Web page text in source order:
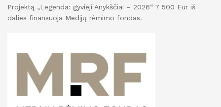
Projektą „Legenda: gyvieji Anykščiai – 2026“ 7 500 Eur iš
dalies finansuoja Medijų rėmimo fondas.